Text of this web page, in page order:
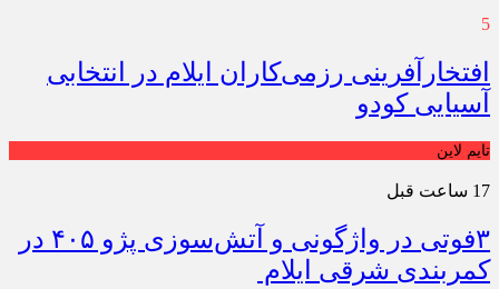
5
افتخارآفرینی رزمی‌کاران ایلام در انتخابی
آسیایی کودو
تایم لاین
17 ساعت قبل
۳فوتی در واژگونی و آتش‌سوزی پژو ۴۰۵ در
کمربندی شرقی ایلام